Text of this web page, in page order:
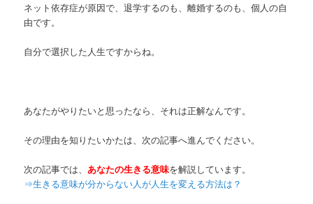
ネット依存症が原因で、退学するのも、離婚するのも、個人の自
由です。
自分で選択した人生ですからね。
あなたがやりたいと思ったなら、それは正解なんです。
その理由を知りたいかたは、次の記事へ進んでください。
次の記事では、あなたの生きる意味を解説しています。
⇒生きる意味が分からない人が人生を変える方法は？